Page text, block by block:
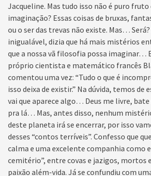
Jacqueline. Mas tudo isso não é puro fruto
imaginação? Essas coisas de bruxas,
ou o ser das trevas não existe. Mas…
inigualável, dizia que há mais mistérios
que a nossa vã filosofia possa imaginar…
próprio cientista e matemático francês
comentou uma vez: “Tudo o que é
isso deixa de existir.” Na dúvida, temos de
vai que aparece algo… Deus me livre, bate
pra lá… Mas, antes disso, nenhum
deste planeta irá se encerrar, por isso
desses “contos terríveis”. Confesso que
calma e uma excelente companhia como
cemitério”, entre covas e jazigos, mortos
paixão além-vida. Já se confundiu com